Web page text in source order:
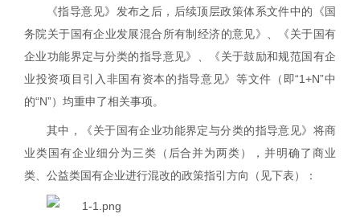
《指导意见》发布之后，后续顶层政策体系文件中的《国
务院关于国有企业发展混合所有制经济的意见》、《关于国有
企业功能界定与分类的指导意见》、《关于鼓励和规范国有企
业投资项目引入非国有资本的指导意见》等文件（即“1+N”中
的“N”）均重申了相关事项。
其中，《关于国有企业功能界定与分类的指导意见》将商
业类国有企业细分为三类（后合并为两类），并明确了商业
类、公益类国有企业进行混改的政策指引方向（见下表）：